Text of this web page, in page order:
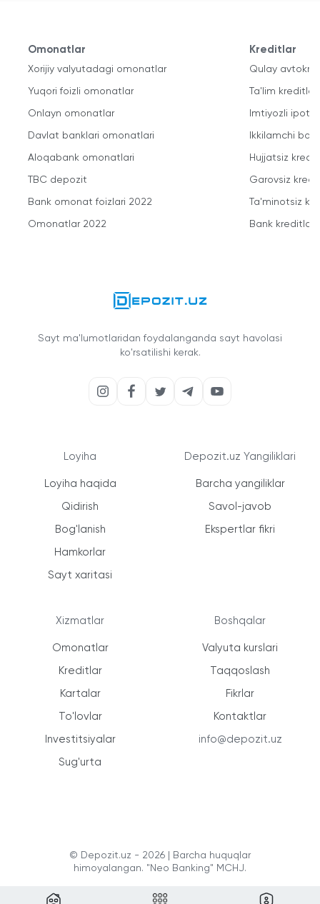
Omonatlar
Xorijiy valyutadagi omonatlar
Yuqori foizli omonatlar
Onlayn omonatlar
Davlat banklari omonatlari
Aloqabank omonatlari
TBC depozit
Bank omonat foizlari 2022
Omonatlar 2022
Kreditlar
Qulay
Ta'lim kreditlari
Imtiyozli
Ikkilamchi
Hujjatsiz
Garovsiz
Ta'minotsiz
Bank kreditlari
Sayt ma'lumotlaridan foydalanganda sayt havolasi
ko'rsatilishi kerak.
Loyiha
Loyiha haqida
Qidirish
Bog'lanish
Hamkorlar
Sayt xaritasi
Xizmatlar
Omonatlar
Kreditlar
Kartalar
To'lovlar
Investitsiyalar
Sug'urta
Depozit.uz Yangiliklari
Barcha yangiliklar
Savol-javob
Ekspertlar fikri
Boshqalar
Valyuta kurslari
Taqqoslash
Fikrlar
Kontaktlar
info@depozit.uz
© Depozit.uz - 2026 | Barcha huquqlar
himoyalangan. "Neo Banking" MCHJ.